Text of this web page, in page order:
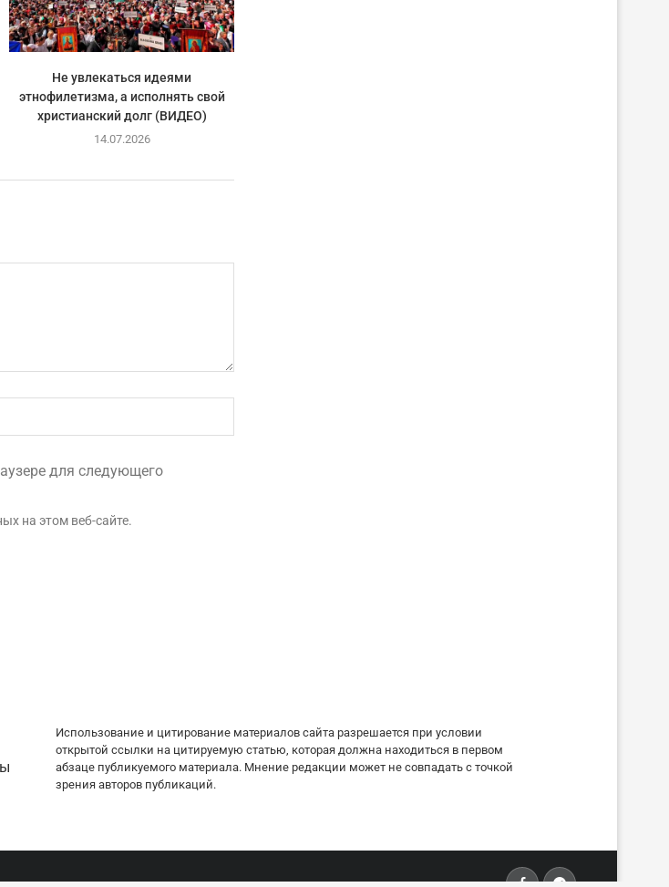
Не увлекаться идеями
этнофилетизма, а исполнять свой
христианский долг (ВИДЕО)
14.07.2026
для следующего
на этом веб-сайте.
Использование и цитирование материалов сайта разрешается при условии
открытой ссылки на цитируемую статью, которая должна находиться в первом
абзаце публикуемого материала. Мнение редакции может не совпадать с точкой
зрения авторов публикаций.